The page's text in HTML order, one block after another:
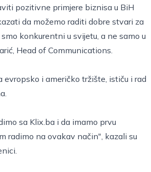
pozitivne primjere biznisa u BiH
da možemo raditi dobre stvari za
konkurentni u svijetu, a ne samo u
Head of Communications.
evropsko i američko tržište, ističu i rad
sa Klix.ba i da imamo prvu
radimo na ovakav način", kazali su